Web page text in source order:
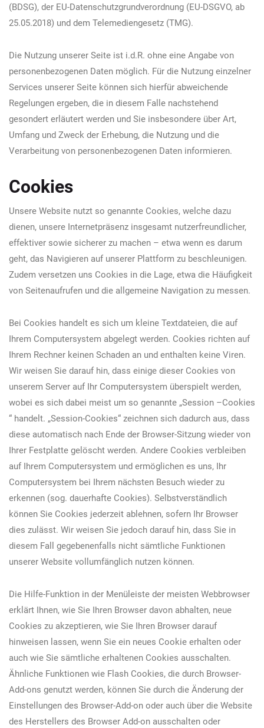
(BDSG), der EU-Datenschutzgrundverordnung (EU-DSGVO, ab
25.05.2018) und dem Telemediengesetz (TMG).
Die Nutzung unserer Seite ist i.d.R. ohne eine Angabe von
personenbezogenen Daten möglich. Für die Nutzung einzelner
Services unserer Seite können sich hierfür abweichende
Regelungen ergeben, die in diesem Falle nachstehend
gesondert erläutert werden und Sie insbesondere über Art,
Umfang und Zweck der Erhebung, die Nutzung und die
Verarbeitung von personenbezogenen Daten informieren.
Cookies
Unsere Website nutzt so genannte Cookies, welche dazu
dienen, unsere Internetpräsenz insgesamt nutzerfreundlicher,
effektiver sowie sicherer zu machen – etwa wenn es darum
geht, das Navigieren auf unserer Plattform zu beschleunigen.
Zudem versetzen uns Cookies in die Lage, etwa die Häufigkeit
von Seitenaufrufen und die allgemeine Navigation zu messen.
Bei Cookies handelt es sich um kleine Textdateien, die auf
Ihrem Computersystem abgelegt werden. Cookies richten auf
Ihrem Rechner keinen Schaden an und enthalten keine Viren.
Wir weisen Sie darauf hin, dass einige dieser Cookies von
unserem Server auf Ihr Computersystem überspielt werden,
wobei es sich dabei meist um so genannte „Session –Cookies
“ handelt. „Session-Cookies“ zeichnen sich dadurch aus, dass
diese automatisch nach Ende der Browser-Sitzung wieder von
Ihrer Festplatte gelöscht werden. Andere Cookies verbleiben
auf Ihrem Computersystem und ermöglichen es uns, Ihr
Computersystem bei Ihrem nächsten Besuch wieder zu
erkennen (sog. dauerhafte Cookies). Selbstverständlich
können Sie Cookies jederzeit ablehnen, sofern Ihr Browser
dies zulässt. Wir weisen Sie jedoch darauf hin, dass Sie in
diesem Fall gegebenenfalls nicht sämtliche Funktionen
unserer Website vollumfänglich nutzen können.
Die Hilfe-Funktion in der Menüleiste der meisten Webbrowser
erklärt Ihnen, wie Sie Ihren Browser davon abhalten, neue
Cookies zu akzeptieren, wie Sie Ihren Browser darauf
hinweisen lassen, wenn Sie ein neues Cookie erhalten oder
auch wie Sie sämtliche erhaltenen Cookies ausschalten.
Ähnliche Funktionen wie Flash Cookies, die durch Browser-
Add-ons genutzt werden, können Sie durch die Änderung der
Einstellungen des Browser-Add-on oder auch über die Website
des Herstellers des Browser Add-on ausschalten oder